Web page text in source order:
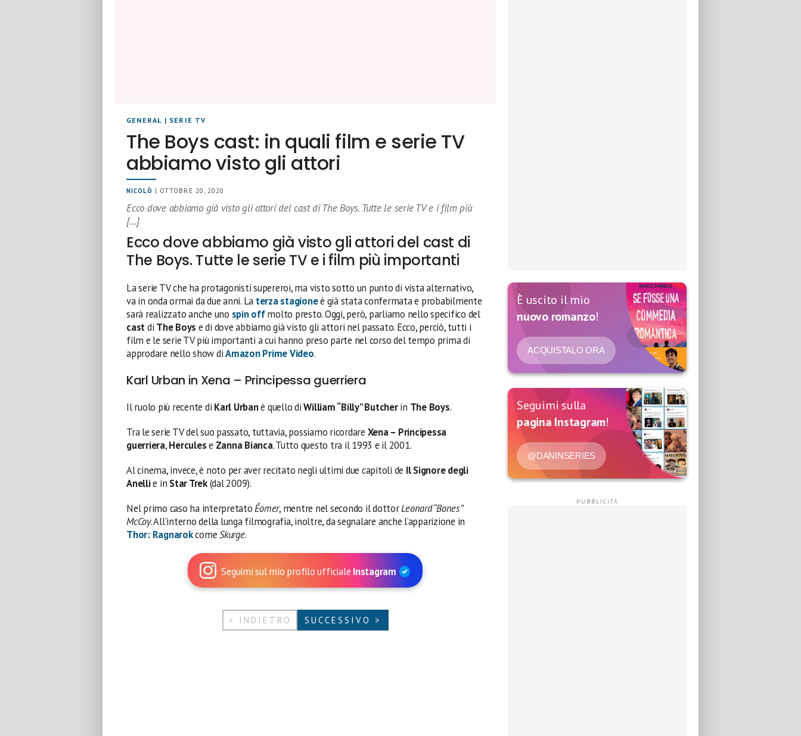
GENERAL | SERIE TV
The Boys cast: in quali film e serie TV
abbiamo visto gli attori
NICOLÒ | OTTOBRE 20, 2020
Ecco dove abbiamo già visto gli attori del cast di The Boys. Tutte le serie TV e i film più
[…]
Ecco dove abbiamo già visto gli attori del cast di
The Boys. Tutte le serie TV e i film più importanti
La serie TV che ha protagonisti supereroi, ma visto sotto un punto di vista alternativo,
va in onda ormai da due anni. La terza stagioneè già stata confermata e probabilmente
sarà realizzato anche uno spin offmolto presto. Oggi, però, parliamo nello specifico del
castdi The Boys e di dove abbiamo già visto gli attori nel passato. Ecco, perciò, tutti i
film e le serie TV più importanti a cui hanno preso parte nel corso del tempo prima di
approdare nello show diAmazon Prime Video.
Karl Urban in Xena – Principessa guerriera
Il ruolo più recente di Karl Urbanè quello diWilliam “Billy” Butcherin The Boys.
Tra le serie TV del suo passato, tuttavia, possiamo ricordare Xena – Principessa
guerriera,Herculese Zanna Bianca. Tutto questo tra il 1993 e il 2001.
Al cinema, invece, è noto per aver recitato negli ultimi due capitoli de Il Signore degli
Anellie in Star Trek(dal 2009).
Nel primo caso ha interpretatoÉomer, mentre nel secondo il dottorLeonard “Bones”
McCoy. All’interno della lunga filmografia, inoltre, da segnalare anche l’apparizione in
Thor: RagnarokcomeSkurge.
Seguimi sul mio profilo ufficiale Instagram
< INDIETRO SUCCESSIVO >
È uscito il mio
nuovo romanzo!
ACQUISTALO ORA
Seguimi sulla
pagina Instagram!
@DANINSERIES